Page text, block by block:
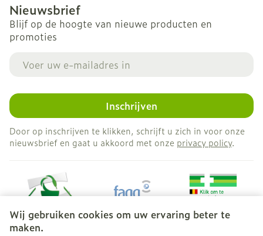
Wij gebruiken cookies om uw ervaring beter te
maken.
Nieuwsbrief
Blijf op de hoogte van nieuwe producten en
promoties
Inschrijven
Door op inschrijven te klikken, schrijft u zich in voor onze
nieuwsbrief en gaat u akkoord met onze privacy policy.